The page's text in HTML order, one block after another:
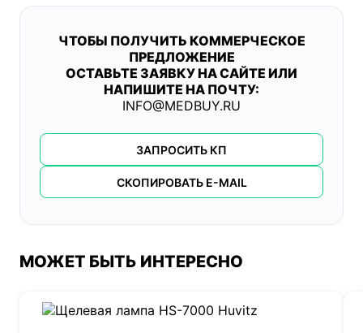
ЧТОБЫ ПОЛУЧИТЬ КОММЕРЧЕСКОЕ
ПРЕДЛОЖЕНИЕ
ОСТАВЬТЕ ЗАЯВКУ НА САЙТЕ ИЛИ
НАПИШИТЕ НА ПОЧТУ:
INFO@MEDBUY.RU
ЗАПРОСИТЬ КП
СКОПИРОВАТЬ E-MAIL
МОЖЕТ БЫТЬ ИНТЕРЕСНО